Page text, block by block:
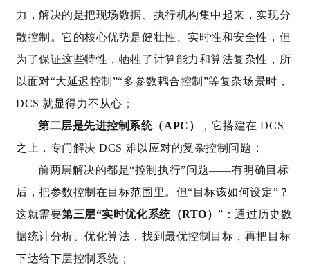
力，解决的是把现场数据、执行机构集中起来，实现分
散控制。它的核心优势是健壮性、实时性和安全性，但
为了保证这些特性，牺牲了计算能力和算法复杂性，所
以面对“大延迟控制”“多参数耦合控制”等复杂场景时，
DCS 就显得力不从心；
第二层是先进控制系统（APC）
，它搭建在 DCS
之上，专门解决 DCS 难以应对的复杂控制问题；
前两层解决的都是“控制执行”问题——有明确目标
后，把参数控制在目标范围里。但“目标该如何设定”？
这就需要第三层“实时优化系统（RTO）”：通过历史数
据统计分析、优化算法，找到最优控制目标，再把目标
下达给下层控制系统；